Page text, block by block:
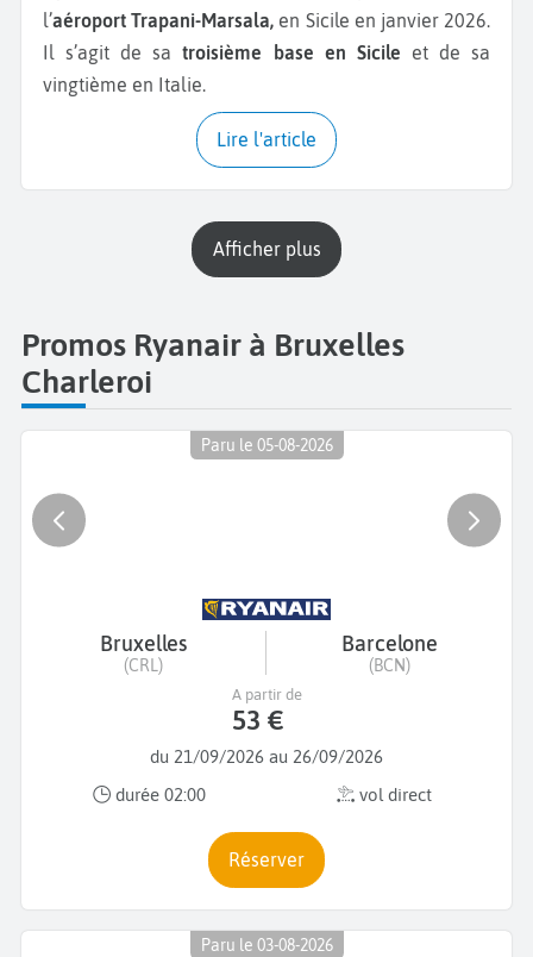
l’aéroport Trapani-Marsala, en Sicile en janvier 2026.
Il s’agit de satroisième base en Sicile et de sa
vingtième en Italie.
Lire l'article
Afficher plus
Promos Ryanair à Bruxelles
Charleroi
Paru le 05-08-2026
Bruxelles
(CRL)
Barcelone
(BCN)
du 21/09/2026 au 26/09/2026
durée 02:00
vol direct
A partir de
53 €
Réserver
Paru le 03-08-2026